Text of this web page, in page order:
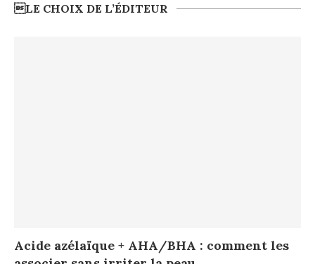
LE CHOIX DE L’ÉDITEUR
Acide azélaïque + AHA/BHA : comment les